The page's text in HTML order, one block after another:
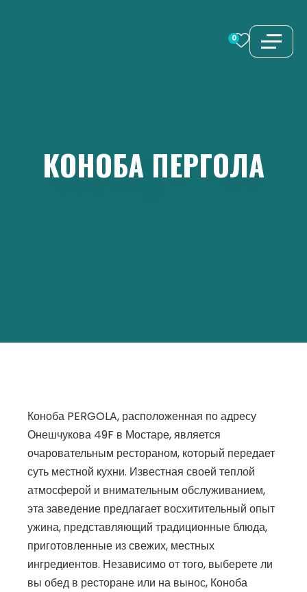
0
КОНОБА ПЕРГОЛА
Коноба PERGOLA, расположенная по адресу
Онешчукова 49F в Мостаре, является
очаровательным рестораном, который передает
суть местной кухни. Известная своей теплой
атмосферой и внимательным обслуживанием,
эта заведение предлагает восхитительный опыт
ужина, представляющий традиционные блюда,
приготовленные из свежих, местных
ингредиентов. Независимо от того, выберете ли
вы обед в ресторане или на вынос, Коноба